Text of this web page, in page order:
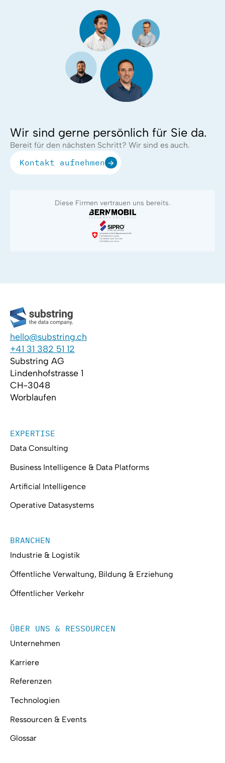
Wir sind gerne persönlich für Sie da.
Bereit für den nächsten Schritt? Wir sind es auch.
Kontakt aufnehmen
Diese Firmen vertrauen uns bereits.
hello@substring.ch
+41 31 382 51 12
Substring AG
Lindenhofstrasse 1
CH-3048
Worblaufen
EXPERTISE
Data Consulting
Business Intelligence & Data Platforms
Artificial Intelligence
Operative Datasystems
BRANCHEN
Industrie & Logistik
Öffentliche Verwaltung, Bildung & Erziehung
Öffentlicher Verkehr
ÜBER UNS & RESSOURCEN
Unternehmen
Karriere
Referenzen
Technologien
Ressourcen & Events
Glossar